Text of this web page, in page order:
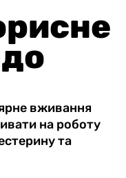
вживання
на роботу
та